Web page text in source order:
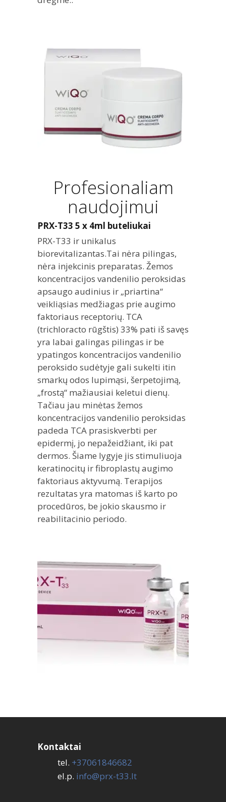
Profesionaliam
naudojimui
PRX-T33 5 x 4ml buteliukai
PRX-T33 ir unikalus
biorevitalizantas.Tai nėra pilingas,
nėra injekcinis preparatas. Žemos
koncentracijos vandenilio peroksidas
apsaugo audinius ir „priartina“
veikliąsias medžiagas prie augimo
faktoriaus receptorių. TCA
(trichloracto rūgštis) 33% pati iš savęs
yra labai galingas pilingas ir be
ypatingos koncentracijos vandenilio
peroksido sudėtyje gali sukelti itin
smarkų odos lupimąsi, šerpetojimą,
„frostą“ mažiausiai keletui dienų.
Tačiau jau minėtas žemos
koncentracijos vandenilio peroksidas
padeda TCA prasiskverbti per
epidermį, jo nepažeidžiant, iki pat
dermos. Šiame lygyje jis stimuliuoja
keratinocitų ir fibroplastų augimo
faktoriaus aktyvumą. Terapijos
rezultatas yra matomas iš karto po
procedūros, be jokio skausmo ir
reabilitacinio periodo.
Kontaktai
tel. +37061846682
el.p. info@prx-t33.lt